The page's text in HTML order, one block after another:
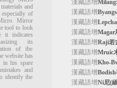
and
of
Mirror
tool to look
it indicates
its
of the
website has
in his spare
and
identify the
漢藏語增Milang
漢藏語增
漢藏語增
漢藏語增Magar
漢藏語增Raji若
漢藏語增Mruic
漢藏語增Kho-
漢藏語增
漢藏語增Ni尼(